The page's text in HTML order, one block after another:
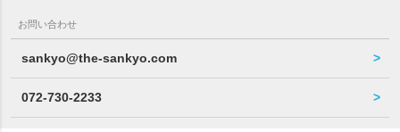
お問い合わせ
sankyo@the-sankyo.com
072-730-2233